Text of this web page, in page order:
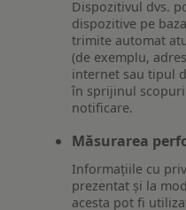
Dispozitivul dvs.
dispozitive pe
trimite automat
(de exemplu,
internet sau tipul
în sprijinul
notificare.
Măsurarea
Informațiile cu
prezentat și la
acesta pot fi